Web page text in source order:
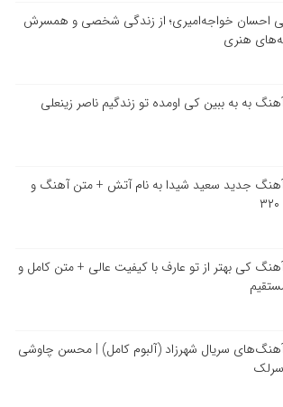
احسان خواجه‌امیری؛ از زندگی شخصی و همسرش
هنری
آهنگ به به ببین کی اومده تو زندگیم ناصر زینعلی
آهنگ جدید سعید شیدا به نام آتش + متن آهنگ و
آهنگ کی بهتر از تو عارف با کیفیت عالی + متن کامل و
آهنگ‌های سریال شهرزاد (آلبوم کامل) | محسن چاوشی
سرلک